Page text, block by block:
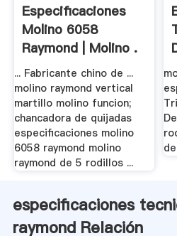
Especificaciones
Molino 6058
Raymond | Molino .
... Fabricante chino de ...
molino raymond vertical
martillo molino funcion;
chancadora de quijadas
especificaciones molino
6058 raymond molino
raymond de 5 rodillos ...
especificaciones
raymond Relación